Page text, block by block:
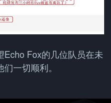
Fox的几位队员在未
一切顺利。